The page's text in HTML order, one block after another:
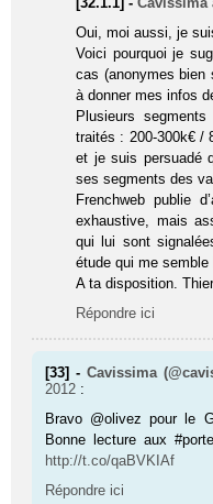
Oui, moi aussi, je
Voici pourquoi je
cas (anonymes bien
à donner mes infos
Plusieurs
traités : 200-300k€ /
et je suis persuadé
ses segments des
Frenchweb publie
exhaustive, mais
qui lui sont
étude qui me
A ta disposition.
Répondre ici
[33] -Cavissima
2012 :
Bravo @olivez pour le
Bonne lecture aux
http://t.co/qaBVKIAf
Répondre ici